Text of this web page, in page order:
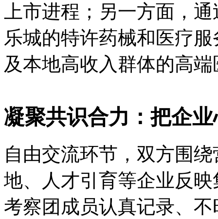
上市进程；另一方面，
乐城的特许药械和医疗
及本地高收入群体的高
凝聚共识合力：把企
自由交流环节，双方围
地、人才引育等企业反
考察团成员认真记录、